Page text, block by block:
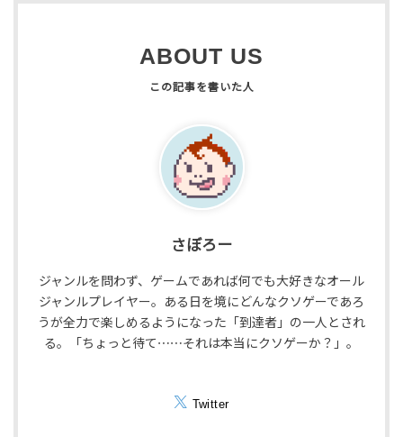
ABOUT US
さぼろー
ジャンルを問わず、ゲームであれば何でも大好きなオール
ジャンルプレイヤー。ある日を境にどんなクソゲーであろ
うが全力で楽しめるようになった「到達者」の一人とされ
る。「ちょっと待て⋯⋯それは本当にクソゲーか？」。
Twitter